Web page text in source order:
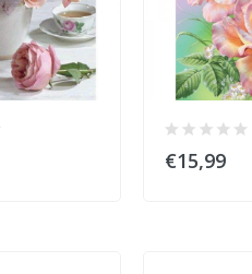
€15,99